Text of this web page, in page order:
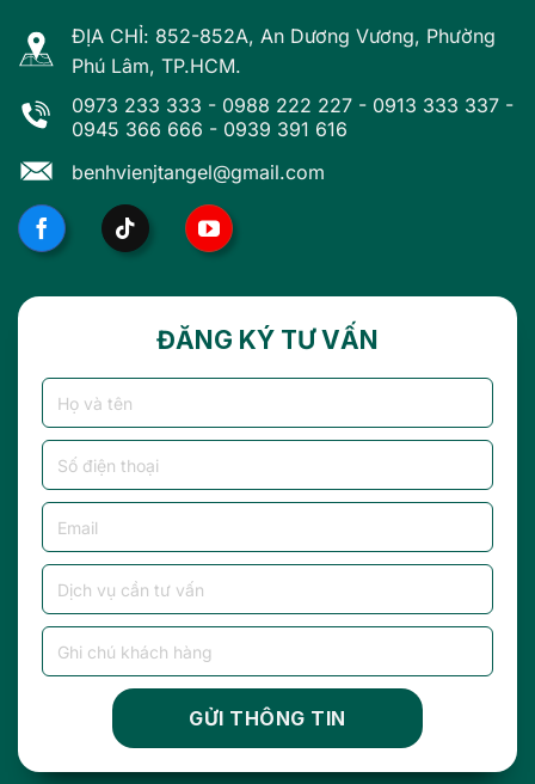
ĐỊA CHỈ: 852-852A, An Dương Vương, Phường
Phú Lâm, TP.HCM.
0973 233 333 - 0988 222 227 - 0913 333 337 -
0945 366 666 - 0939 391 616
benhvienjtangel@gmail.com
ĐĂNG KÝ TƯ VẤN